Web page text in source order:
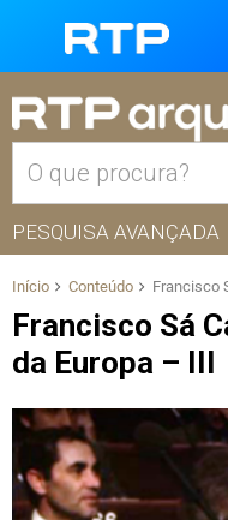
PESQUISA AVANÇADA
Início Conteúdo Francisco
Francisco Sá
da Europa – III